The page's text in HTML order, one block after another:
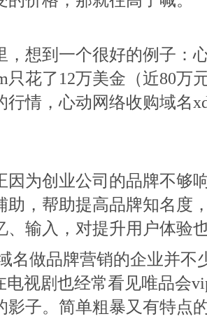
想到一个很好的例子：
只花了12万美金（近80万
行情，心动网络收购域名
为创业公司的品牌不够
助，帮助提高品牌知名度
、输入，对提升用户体验
做品牌营销的企业并不
电视剧也经常看见唯品会
影子。简单粗暴又有特点